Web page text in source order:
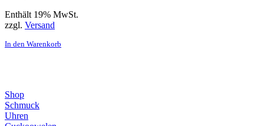
Enthält 19% MwSt.
zzgl. Versand
In den Warenkorb
Shop
Schmuck
Uhren